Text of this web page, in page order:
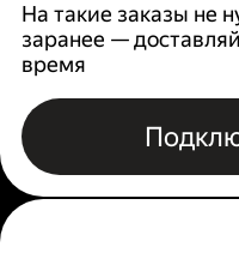
На такие заказы не
заранее —
время